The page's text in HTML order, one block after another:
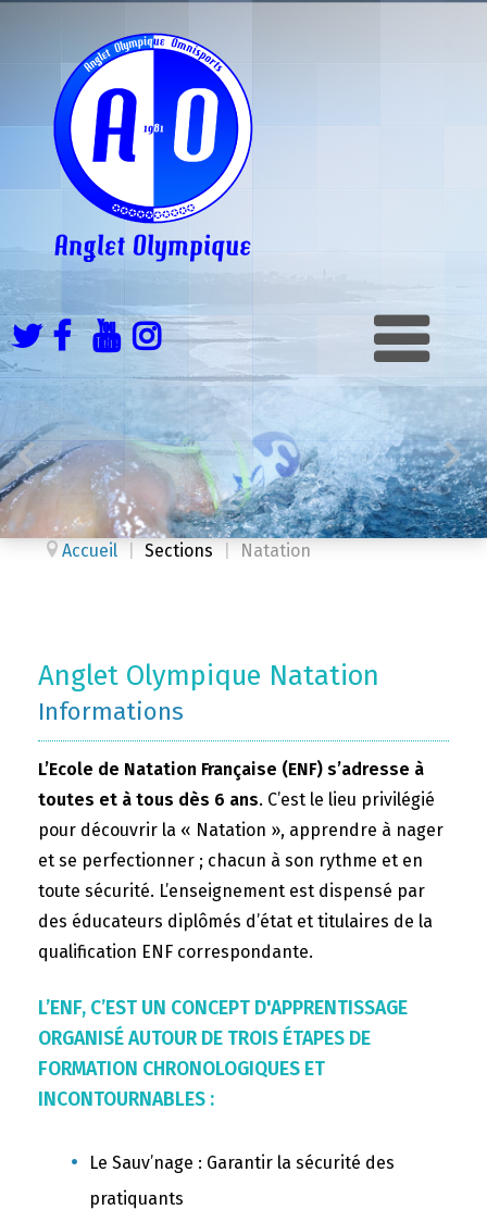
Accueil Sections Natation
Anglet Olympique Natation
Informations
L’Ecole de Natation Française (ENF) s’adresse à
toutes et à tous dès 6 ans. C’est le lieu privilégié
pour découvrir la « Natation », apprendre à nager
et se perfectionner ; chacun à son rythme et en
toute sécurité. L’enseignement est dispensé par
des éducateurs diplômés d’état et titulaires de la
qualification ENF correspondante.
L’ENF, C’EST UN CONCEPT D'APPRENTISSAGE
ORGANISÉ AUTOUR DE TROIS ÉTAPES DE
FORMATION CHRONOLOGIQUES ET
INCONTOURNABLES :
Le Sauv’nage : Garantir la sécurité des
pratiquants